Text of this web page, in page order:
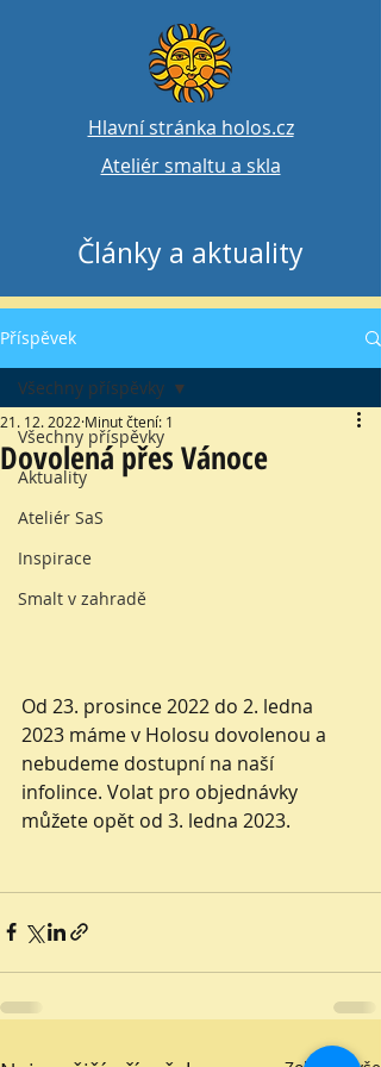
Hlavní stránka holos.cz
Ateliér smaltu a skla
Články a aktuality
Příspěvek
Všechny příspěvky
Aktuality
Ateliér SaS
Inspirace
Smalt v zahradě
Všechny příspěvky
Dovolená přes Vánoce
21. 12. 2022 Minut čtení: 1
Od 23. prosince 2022 do 2. ledna
2023 máme v Holosu dovolenou a
nebudeme dostupní na naší
infolince. Volat pro objednávky
můžete opět od 3. ledna 2023.